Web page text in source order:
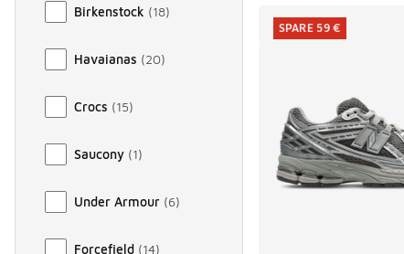
Birkenstock (18)
Havaianas (20)
Crocs (15)
Saucony (1)
Under Armour (6)
Forcefield (14)
SPARE 59 €